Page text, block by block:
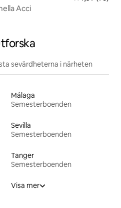
Acci
sevärdheterna i närheten
Málaga
Semesterboenden
Sevilla
Semesterboenden
Tanger
Semesterboenden
Visa mer